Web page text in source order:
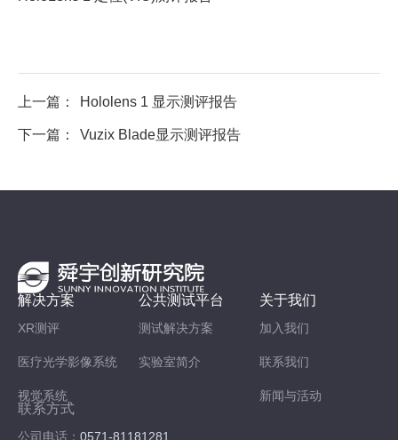
上一篇： Hololens 1 显示测评报告
下一篇： Vuzix Blade显示测评报告
解决方案
XR测评
医疗光学影像系统
视觉系统
公共测试平台
测试解决方案
实验室简介
关于我们
加入我们
联系我们
新闻与活动
联系方式
公司电话： 0571-81181281